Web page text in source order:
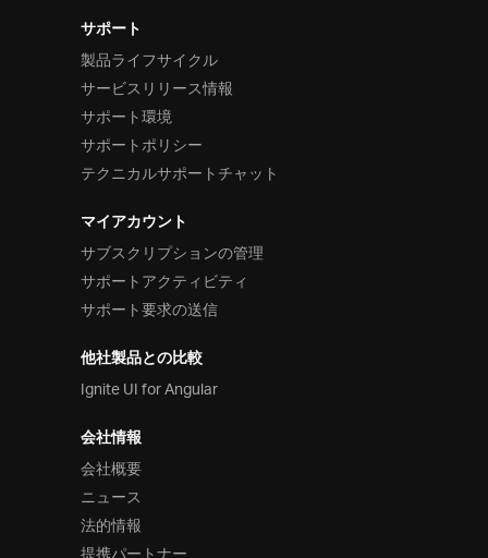
サポート
製品ライフサイクル
サービスリリース情報
サポート環境
サポートポリシー
テクニカルサポートチャット
マイアカウント
サブスクリプションの管理
サポートアクティビティ
サポート要求の送信
他社製品との比較
Ignite UI for Angular
会社情報
会社概要
ニュース
法的情報